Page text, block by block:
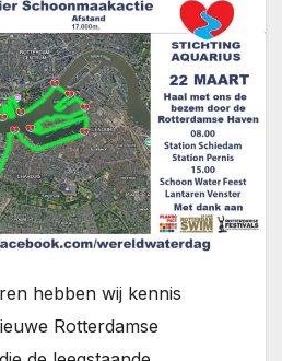
hebben wij kennis
Rotterdamse